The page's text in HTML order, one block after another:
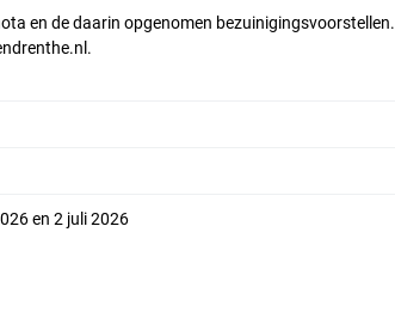
en de daarin opgenomen bezuinigingsvoorstellen.
en 2 juli 2026